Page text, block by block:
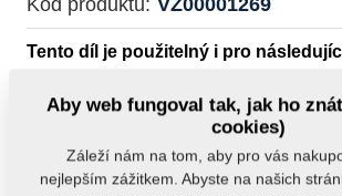
stroje
stažení
Tento díl je použitelný i pro
Aby web fungoval tak, jak ho
cookies)
Záleží nám na tom, aby pro vás
nejlepším zážitkem. Abyste na našich